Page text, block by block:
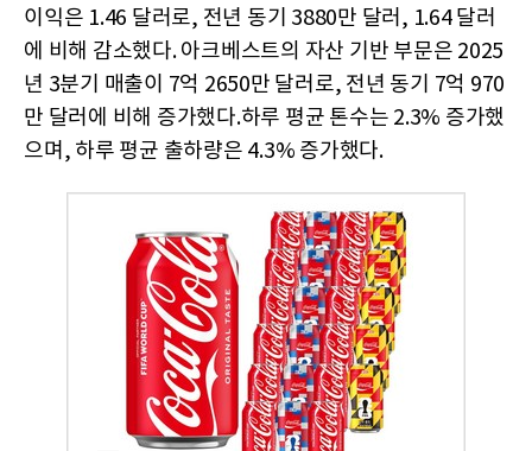
이익은 1.46 달러로, 전년 동기 3880만 달러, 1.64 달러
에 비해 감소했다. 아크베스트의 자산 기반 부문은 2025
년 3분기 매출이 7억 2650만 달러로, 전년 동기 7억 970
만 달러에 비해 증가했다.하루 평균 톤수는 2.3% 증가했
으며, 하루 평균 출하량은 4.3% 증가했다.